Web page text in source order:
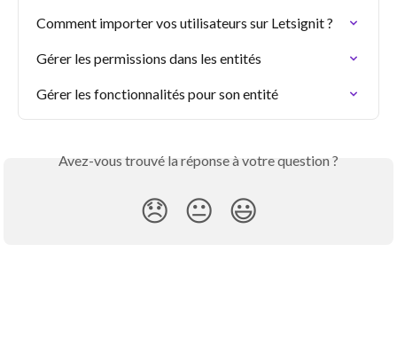
Comment importer vos utilisateurs sur Letsignit ?
Gérer les permissions dans les entités
Gérer les fonctionnalités pour son entité
Avez-vous trouvé la réponse à votre question ?
😞 😐 😃